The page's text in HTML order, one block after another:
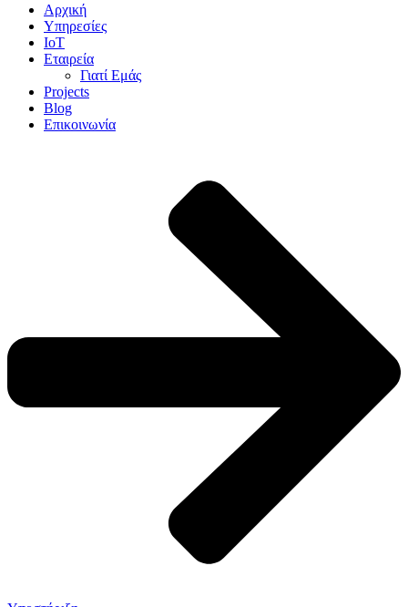
Αρχική
Υπηρεσίες
IoT
Εταιρεία
Γιατί Εμάς
Projects
Blog
Επικοινωνία